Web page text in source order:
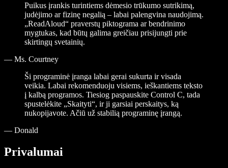
Puikus įrankis turintiems dėmesio trūkumo sutrikimą,
judėjimo ar fizinę negalią – labai palengvina naudojimą.
„ReadAloud“ praverstų piktograma ar bendrinimo
mygtukas, kad būtų galima greičiau prisijungti prie
skirtingų svetainių.
— Ms. Courtney
Ši programinė įranga labai gerai sukurta ir visada
veikia. Labai rekomenduoju visiems, ieškantiems teksto
į kalbą programos. Tiesiog paspauskite Control C, tada
spustelėkite „Skaityti“, ir ji garsiai perskaitys, ką
nukopijavote. Ačiū už stabilią programinę įrangą.
— Donald
Privalumai